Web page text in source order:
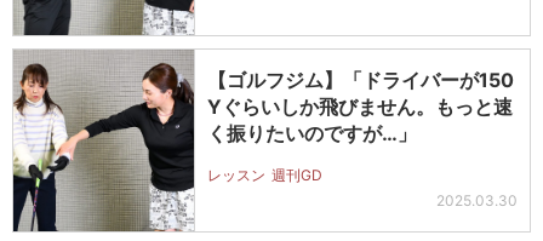
【ゴルフジム】「ドライバーが150
Yぐらいしか飛びません。もっと速
く振りたいのですが…」
レッスン 週刊GD
2025.03.30